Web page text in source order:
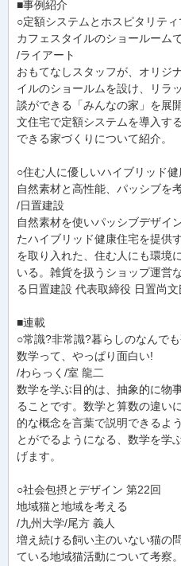
■事例紹介
○定額システムとホスピタリテ
カフェスタイルのショールーム
/ライアート
おもてなしスタッフが、オリジ
イルのショールムを設け、リラ
談ができる「みんなの家」を展
文住宅で定額システムを導入す
できる家づくりについて紹介。
○住む人に優しいハイブリッド
自然素材と高性能、パッシブを
/日置建設
自然素材を使いパッシブデザイ
たハイブリッド健康住宅を提供
を取り入れた、住む人にも環境
いる。雑貨を扱うショップ運営
る日置建設 代表取締役 日置尚文
■連載
○常識?非常識?暮らしのなんで
数学って、やっぱり面白い!
/わらっく/室 龍二
数学を学ぶ目的は、抽象的に物
ることです。数学と算数の違い
的な概念を言葉で説明できるよ
とがでるようになる、数学を学
げます。
○社会包摂とデザイン 第22回
地域猫と地域を考える
/九州大学/尾方 義人
増え続ける飼い主のいない猫の
ている地域猫活動について考察